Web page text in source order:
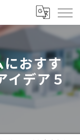
におすす
イデア５